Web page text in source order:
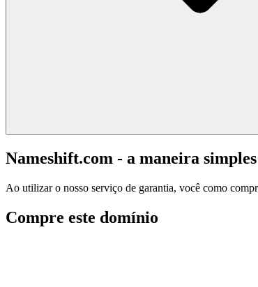
Nameshift.com - a maneira
Ao utilizar o nosso serviço de garantia, você como
Compre este domínio